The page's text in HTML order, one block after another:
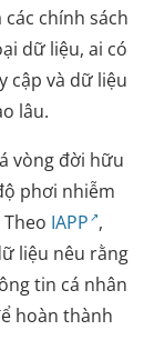
chính sách
dữ liệu, ai có
cập và dữ liệu
lâu.
vòng đời hữu
phơi nhiễm
IAPP ,
liệu nêu rằng
tin cá nhân
hoàn thành